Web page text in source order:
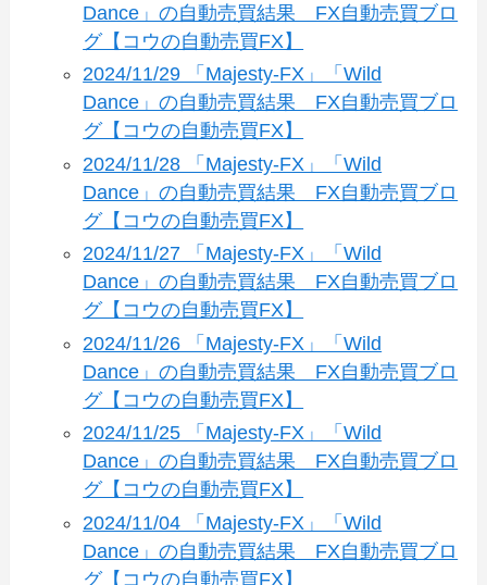
Dance」の自動売買結果 FX自動売買ブロ
グ【コウの自動売買FX】
2024/11/29 「Majesty-FX」「Wild
Dance」の自動売買結果 FX自動売買ブロ
グ【コウの自動売買FX】
2024/11/28 「Majesty-FX」「Wild
Dance」の自動売買結果 FX自動売買ブロ
グ【コウの自動売買FX】
2024/11/27 「Majesty-FX」「Wild
Dance」の自動売買結果 FX自動売買ブロ
グ【コウの自動売買FX】
2024/11/26 「Majesty-FX」「Wild
Dance」の自動売買結果 FX自動売買ブロ
グ【コウの自動売買FX】
2024/11/25 「Majesty-FX」「Wild
Dance」の自動売買結果 FX自動売買ブロ
グ【コウの自動売買FX】
2024/11/04 「Majesty-FX」「Wild
Dance」の自動売買結果 FX自動売買ブロ
グ【コウの自動売買FX】